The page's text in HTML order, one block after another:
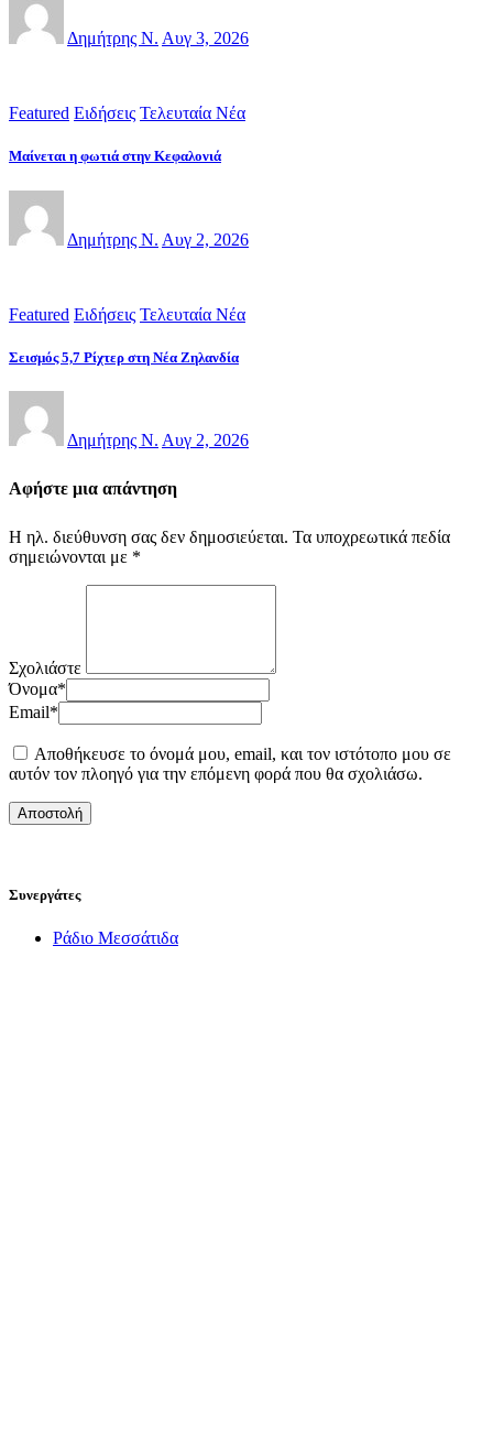
Δημήτρης Ν. Αυγ 3, 2026
Featured Ειδήσεις Τελευταία Νέα
Μαίνεται η φωτιά στην Κεφαλονιά
Δημήτρης Ν. Αυγ 2, 2026
Featured Ειδήσεις Τελευταία Νέα
Σεισμός 5,7 Ρίχτερ στη Νέα Ζηλανδία
Δημήτρης Ν. Αυγ 2, 2026
Αφήστε μια απάντηση
Η ηλ. διεύθυνση σας δεν δημοσιεύεται. Τα υποχρεωτικά πεδία
σημειώνονται με *
Σχολιάστε
Όνομα*
Email*
Αποθήκευσε το όνομά μου, email, και τον ιστότοπο μου σε
αυτόν τον πλοηγό για την επόμενη φορά που θα σχολιάσω.
Συνεργάτες
Ράδιο Μεσσάτιδα